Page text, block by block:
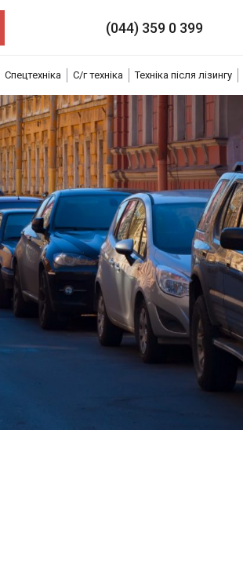
(044) 359 0 399
Спецтехніка С/г техніка Техніка після лізингу